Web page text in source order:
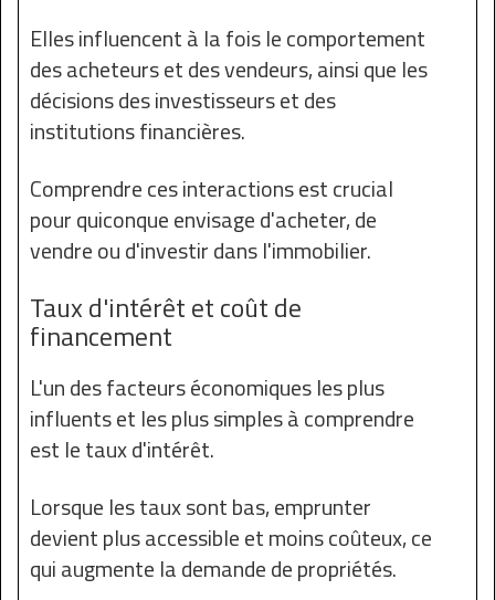
Elles influencent à la fois le comportement
des acheteurs et des vendeurs, ainsi que les
décisions des investisseurs et des
institutions financières.
Comprendre ces interactions est crucial
pour quiconque envisage d'acheter, de
vendre ou d'investir dans l'immobilier.
Taux d'intérêt et coût de
financement
L'un des facteurs économiques les plus
influents et les plus simples à comprendre
est le taux d'intérêt.
Lorsque les taux sont bas, emprunter
devient plus accessible et moins coûteux, ce
qui augmente la demande de propriétés.